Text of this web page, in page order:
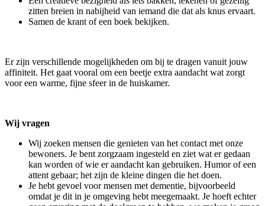
zitten breien in nabijheid van iemand die dat als knus ervaart.
Samen de krant of een boek bekijken.
Er zijn verschillende mogelijkheden om bij te dragen vanuit jouw
affiniteit. Het gaat vooral om een beetje extra aandacht wat zorgt
voor een warme, fijne sfeer in de huiskamer.
Wij vragen
Wij zoeken mensen die genieten van het contact met onze
bewoners. Je bent zorgzaam ingesteld en ziet wat er gedaan
kan worden of wie er aandacht kan gebruiken. Humor of een
attent gebaar; het zijn de kleine dingen die het doen.
Je hebt gevoel voor mensen met dementie, bijvoorbeeld
omdat je dit in je omgeving hebt meegemaakt. Je hoeft echter